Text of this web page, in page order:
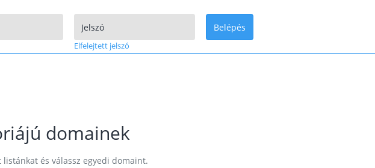
Elfelejtett jelszó
Belépés
domainek
és válassz egyedi domaint.